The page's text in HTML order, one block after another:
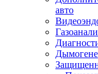
авто